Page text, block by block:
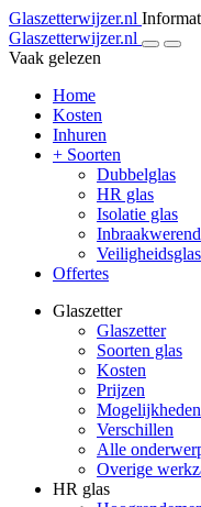
Glaszetterwijzer.nl
Glaszetterwijzer.nl
Vaak gelezen
Home
Kosten
Inhuren
+ Soorten
Dubbelglas
HR glas
Isolatie glas
Veiligheidsglas
Offertes
Glaszetter
Glaszetter
Soorten glas
Kosten
Prijzen
Mogelijkheden
Verschillen
Alle
Overige
HR glas